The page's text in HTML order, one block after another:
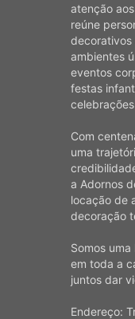
atenção
reúne
decorativos
ambientes
eventos
festas
Com
uma
a Adornos
locação de
decoração
Somos
em toda a
juntos dar
Endereço: